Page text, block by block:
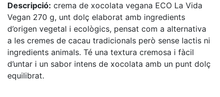
Descripció: crema de xocolata vegana ECO La Vida
Vegan 270 g, unt dolç elaborat amb ingredients
d’origen vegetal i ecològics, pensat com a alternativa
a les cremes de cacau tradicionals però sense lactis ni
ingredients animals. Té una textura cremosa i fàcil
d’untar i un sabor intens de xocolata amb un punt dolç
equilibrat.